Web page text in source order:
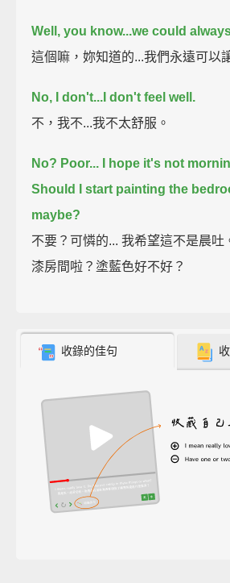
Well, you know...we could
這個嘛，妳知道的...我們永遠可以
No, I don't...I don't feel well.
不，我不...我不太舒服。
No? Poor...
I hope it's not
Should I start painting the
maybe?
不要？可憐的... 我希望這不是晨吐
漆房間啦？塗藍色好不好？
收錄的佳句